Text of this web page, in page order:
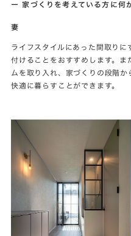
ー 家づくりを考えている方に何
妻
ライフスタイルにあった間取り
付けることをおすすめします。ま
ムを取り入れ、家づくりの段階
快適に暮らすことができます。